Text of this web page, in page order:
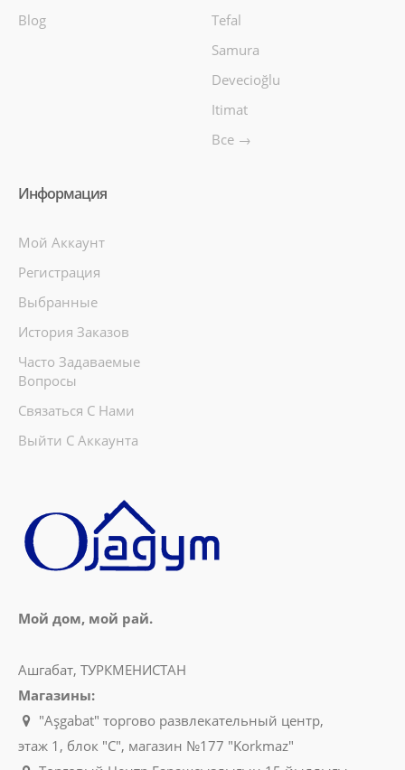
Blog
Tefal
Samura
Devecioğlu
Itimat
Все →
Информация
Мой Аккаунт
Регистрация
Выбранные
История Заказов
Часто Задаваемые
Вопросы
Связаться С Нами
Выйти С Аккаунта
Мой дом, мой рай.
Ашгабат, ТУРКМЕНИСТАН
Магазины:
"Aşgabat" торгово развлекательный центр,
этаж 1, блок "C", магазин №177 "Korkmaz"